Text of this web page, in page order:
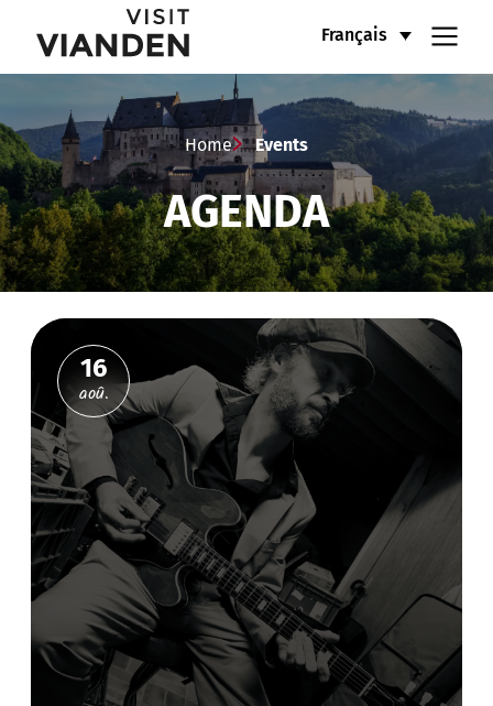
Français
Agenda
des
événements
à
Vianden
Menu
navigation
principal
Home Events
AGENDA
16
aoû.